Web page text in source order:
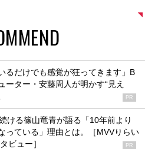
るだけでも感覚が狂ってきます」B
ーター・安藤周人が明かす“見え
PR
ける篠山竜青が語る「10年前より
っている」理由とは。［MVVりらい
ビュー］
PR